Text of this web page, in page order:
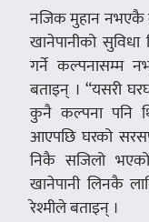
नजिक मुहान नभएकै
खानेपानीको
गर्ने कल्पनासम्म
बताइन् । “यसरी
कुनै कल्पना पनि
आएपछि घरको
निकै सजिलो
खानेपानी लिनकै
रेश्मीले बताइन् ।